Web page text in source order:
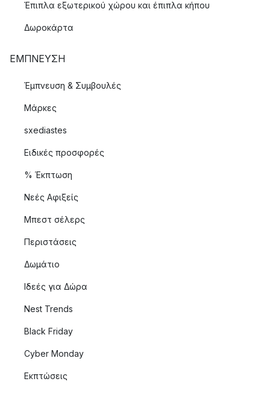
Έπιπλα εξωτερικού χώρου και έπιπλα κήπου
Δωροκάρτα
ΈΜΠΝΕΥΣΗ
Έμπνευση & Συμβουλές
Μάρκες
sxediastes
Ειδικές προσφορές
% Έκπτωση
Νεές Αφιξείς
Μπεστ σέλερς
Περιστάσεις
Δωμάτιο
Ιδεές για Δώρα
Nest Trends
Black Friday
Cyber Monday
Εκπτώσεις